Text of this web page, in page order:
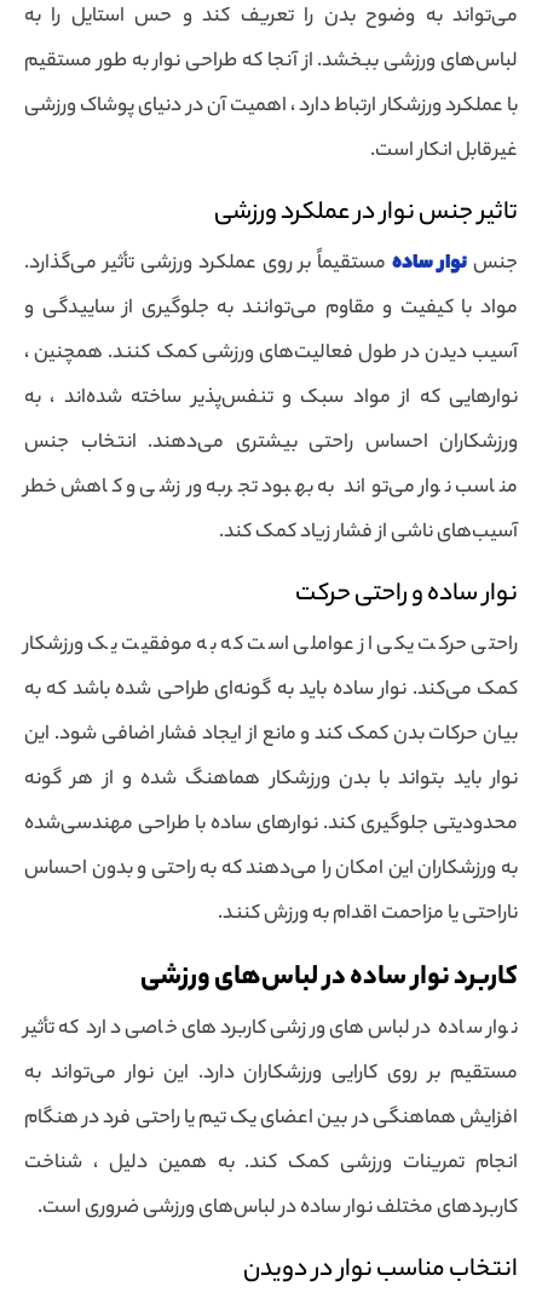
می‌تواند به وضوح بدن را تعریف کند و حس استایل را به
لباس‌های ورزشی ببخشد. از آنجا که طراحی نوار به طور مستقیم
با عملکرد ورزشکار ارتباط دارد ، اهمیت آن در دنیای پوشاک ورزشی
غیرقابل انکار است.
تاثیر جنس نوار در عملکرد ورزشی
جنسنوار سادهمستقیماً بر روی عملکرد ورزشی تأثیر می‌گذارد.
مواد با کیفیت و مقاوم می‌توانند به جلوگیری از ساییدگی و
آسیب دیدن در طول فعالیت‌های ورزشی کمک کنند. همچنین ،
نوارهایی که از مواد سبک و تنفس‌پذیر ساخته شده‌اند ، به
ورزشکاران احساس راحتی بیشتری می‌دهند. انتخاب جنس
مناسب نوار می‌تواند به بهبود تجربه ورزشی و کاهش خطر
آسیب‌های ناشی از فشار زیاد کمک کند.
نوار ساده و راحتی حرکت
راحتی حرکت یکی از عواملی است که به موفقیت یک ورزشکار
کمک می‌کند. نوار ساده باید به گونه‌ای طراحی شده باشد که به
بیان حرکات بدن کمک کند و مانع از ایجاد فشار اضافی شود. این
نوار باید بتواند با بدن ورزشکار هماهنگ شده و از هر گونه
محدودیتی جلوگیری کند. نوارهای ساده با طراحی مهندسی‌شده
به ورزشکاران این امکان را می‌دهند که به راحتی و بدون احساس
ناراحتی یا مزاحمت اقدام به ورزش کنند.
کاربرد نوار ساده در لباس‌های ورزشی
نوار ساده در لباس‌های ورزشی کاربردهای خاصی دارد که تأثیر
مستقیم بر روی کارایی ورزشکاران دارد. این نوار می‌تواند به
افزایش هماهنگی در بین اعضای یک تیم یا راحتی فرد در هنگام
انجام تمرینات ورزشی کمک کند. به همین دلیل ، شناخت
کاربردهای مختلف نوار ساده در لباس‌های ورزشی ضروری است.
انتخاب مناسب نوار در دویدن